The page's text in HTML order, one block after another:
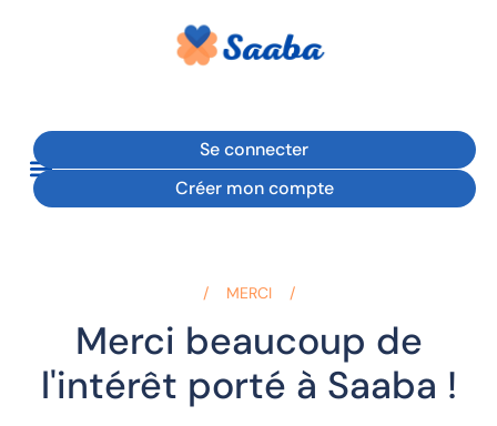
Créer mon compte
Se connecter
MERCI
Merci beaucoup de
l'intérêt porté à Saaba !